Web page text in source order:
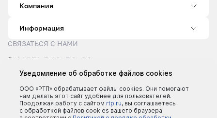
Компания
Информация
СВЯЗАТЬСЯ С НАМИ
8 (495) 540-52-62
sale@rtp.ru
Пн–Пт: 9:00–18:00
Уведомление об обработке файлов cookies
ООО «РТП» обрабатывает файлы cookies. Они помогают
нам делать этот сайт удобнее для пользователей.
Продолжая работу с сайтом rtp.ru, вы соглашаетесь
с обработкой файлов cookies вашего браузера